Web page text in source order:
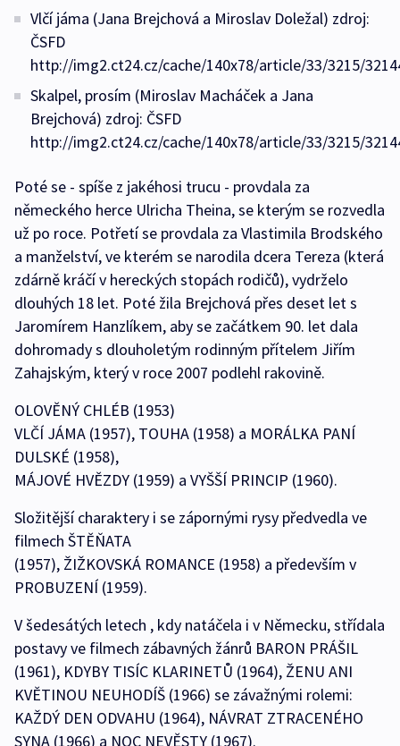
Vlčí jáma (Jana Brejchová a Miroslav Doležal) zdroj:
ČSFD
http://img2.ct24.cz/cache/140x78/article/33/3215/
Skalpel, prosím (Miroslav Macháček a Jana
Brejchová) zdroj: ČSFD
http://img2.ct24.cz/cache/140x78/article/33/3215/
Poté se - spíše z jakéhosi trucu - provdala za
německého herce Ulricha Theina, se kterým se rozvedla
už po roce. Potřetí se provdala za Vlastimila Brodského
a manželství, ve kterém se narodila dcera Tereza (která
zdárně kráčí v hereckých stopách rodičů), vydrželo
dlouhých 18 let. Poté žila Brejchová přes deset let s
Jaromírem Hanzlíkem, aby se začátkem 90. let dala
dohromady s dlouholetým rodinným přítelem Jiřím
Zahajským, který v roce 2007 podlehl rakovině.
OLOVĚNÝ CHLÉB (1953)
VLČÍ JÁMA (1957), TOUHA (1958) a MORÁLKA PANÍ
DULSKÉ (1958),
MÁJOVÉ HVĚZDY (1959) a VYŠŠÍ PRINCIP (1960).
Složitější charaktery i se zápornými rysy předvedla ve
filmech ŠTĚŇATA
(1957), ŽIŽKOVSKÁ ROMANCE (1958) a především v
PROBUZENÍ (1959).
V šedesátých letech , kdy natáčela i v Německu, střídala
postavy ve filmech zábavných žánrů BARON PRÁŠIL
(1961), KDYBY TISÍC KLARINETŮ (1964), ŽENU ANI
KVĚTINOU NEUHODÍŠ (1966) se závažnými rolemi:
KAŽDÝ DEN ODVAHU (1964), NÁVRAT ZTRACENÉHO
SYNA (1966) a NOC NEVĚSTY (1967).